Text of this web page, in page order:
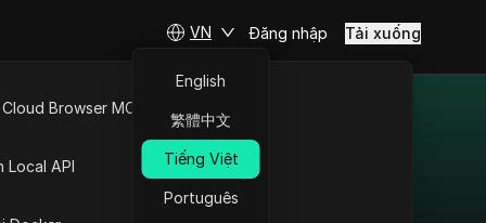
API Mở
Browser MCP
Local API
VN
English
繁體中文
Tiếng Việt
Português
Đăng nhập Tải xuống
2025
trang Proxy Brazil của